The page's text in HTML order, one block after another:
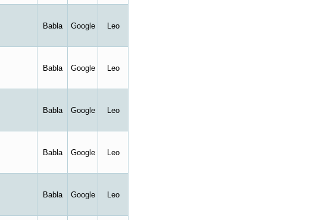
Babla Google Leo
Babla Google Leo
Babla Google Leo
Babla Google Leo
Babla Google Leo